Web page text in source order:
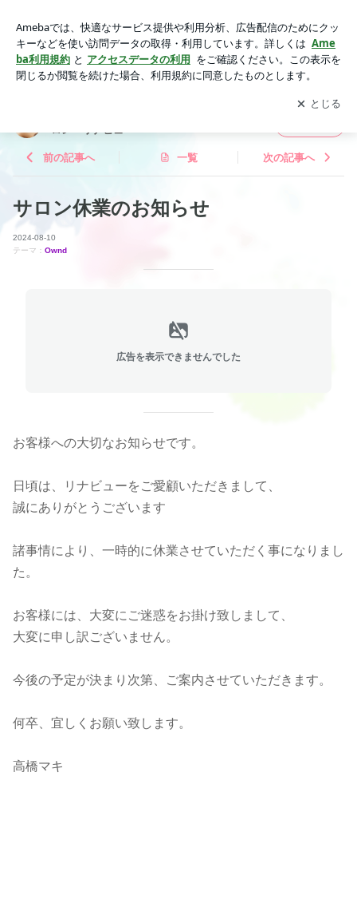
ングサロン リナビュー
アプリをダウンロードして ブログの更新通知
を受け取りまし
ょう。
開く
ロン リナビュー
前の記事へ 一覧 次の記事へ
サロン休業のお知らせ
2024-08-10
テーマ： Ownd
広告を表示できませんでした
お客様への大切なお知らせです。
日頃は、リナビューをご愛顧いただきまして、
誠にありがとうございます
諸事情により、一時的に休業させていただく事になりまし
た。
お客様には、大変にご迷惑をお掛け致しまして、
大変に申し訳ございません。
今後の予定が決まり次第、ご案内させていただきます。
何卒、宜しくお願い致します。
高橋マキ